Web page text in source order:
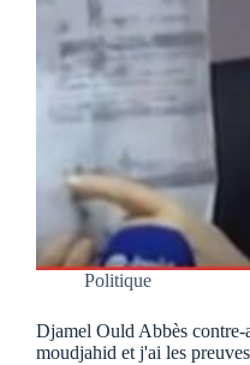
Politique
Djamel Ould Abbès contre-
moudjahid et j'ai les